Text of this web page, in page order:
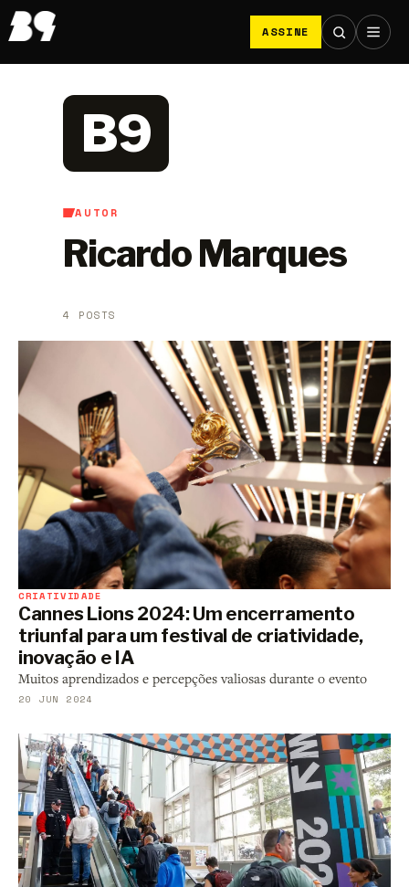
ASSINE
AUTOR
Ricardo Marques
4 POSTS
B9
CRIATIVIDADE
Cannes Lions 2024: Um encerramento
triunfal para um festival de criatividade,
inovação e IA
Muitos aprendizados e percepções valiosas durante o evento
20 JUN 2024